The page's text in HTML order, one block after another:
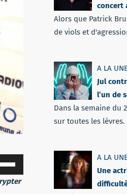
concert
Alors que Patrick
de viols et
A LA
Jul
l’un de
Dans la semaine du
sur toutes les lèvres.
A LA
Une